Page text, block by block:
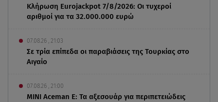
Κλήρωση Eurojackpot 7/8/2026: Οι τυχεροί
αριθμοί για τα 32.000.000 ευρώ
07.08.26 , 21:03
Σε τρία επίπεδα οι παραβιάσεις της Τουρκίας στο
Αιγαίο
07.08.26 , 21:00
MINI Aceman E: Τα αξεσουάρ για περιπετειώδεις